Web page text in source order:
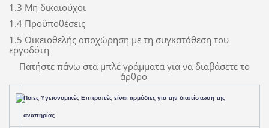
1.3 Μη δικαιούχοι
1.4 Προϋποθέσεις
1.5 Οικειοθελής αποχώρηση με τη συγκατάθεση του
εργοδότη
Πατήστε πάνω στα μπλέ γράμματα για να διαβάσετε το
άρθρο
Ποιες Υγειονομικές Επιτροπές είναι αρμόδιες για την διαπίστωση της
αναπηρίας